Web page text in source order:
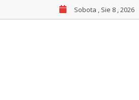
Sobota , Sie 8 , 2026